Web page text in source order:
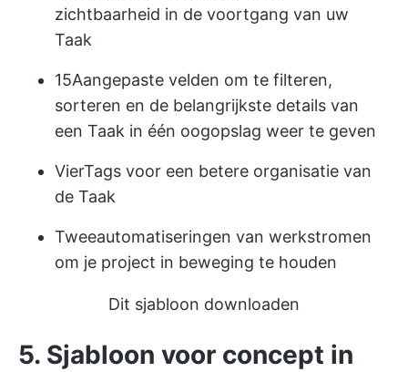
zichtbaarheid in de voortgang van uw
Taak
15Aangepaste velden om te filteren,
sorteren en de belangrijkste details van
een Taak in één oogopslag weer te geven
VierTags voor een betere organisatie van
de Taak
Tweeautomatiseringen van werkstromen
om je project in beweging te houden
Dit sjabloon downloaden
5. Sjabloon voor concept in